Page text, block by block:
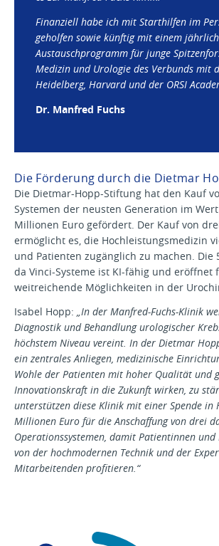
Finanziell habe ich mit Starthilfen im
geholfen sowie künftig mit einem
Austauschprogramm für junge
Medizin und Urologie des Verbunds mit
Heidelberg, Harvard und der ORSI
Dr. Manfred Fuchs
Die Förderung durch die Dietmar
Die Dietmar-Hopp-Stiftung hat den Kauf
Systemen der neusten Generation im
Millionen Euro gefördert. Der Kauf von
ermöglicht es, die Hochleistungsmedizin
und Patienten zugänglich zu machen. Die
da Vinci-Systeme ist KI-fähig und eröffnet
weitreichende Möglichkeiten in der
Isabel Hopp: „In der Manfred-Fuchs-Klinik
Diagnostik und Behandlung urologischer
höchstem Niveau vereint. In der Dietmar
ein zentrales Anliegen, medizinische
Wohle der Patienten mit hoher Qualität und
Innovationskraft in die Zukunft wirken, zu
unterstützen diese Klinik mit einer Spende in
Millionen Euro für die Anschaffung von drei
Operationssystemen, damit Patientinnen
von der hochmodernen Technik und der
Mitarbeitenden profitieren.“